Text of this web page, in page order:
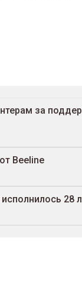
за
Beeline
28